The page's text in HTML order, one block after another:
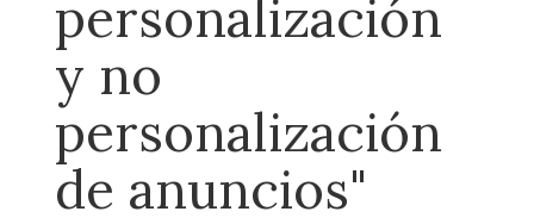
personalización
y no
personalización
de anuncios"